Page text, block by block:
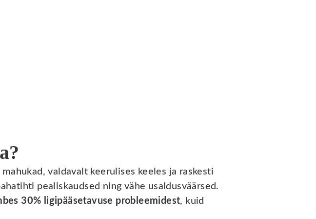
valdavalt keerulises keeles ja raskesti
pealiskaudsed ning vähe usaldusväärsed.
30% ligipääsetavuse probleemidest, kuid